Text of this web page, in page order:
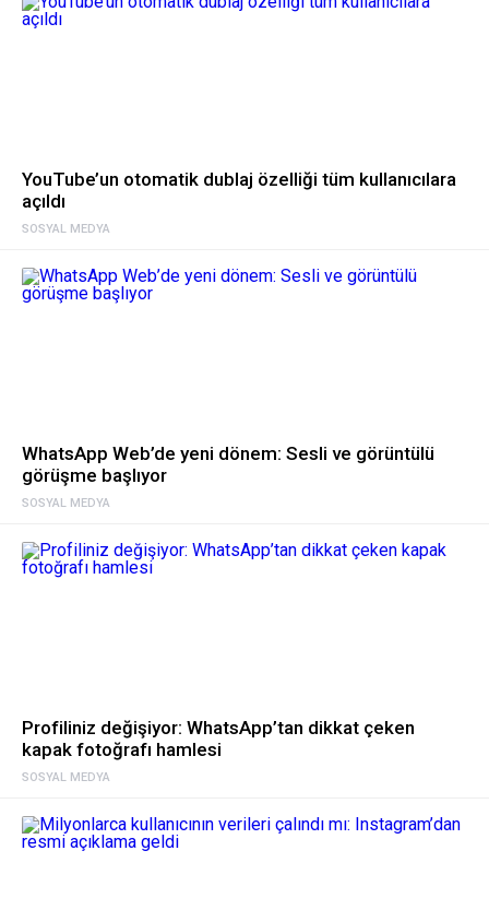
SOSYAL MEDYA
YouTube’un otomatik dublaj özelliği tüm kullanıcılara
açıldı
SOSYAL MEDYA
WhatsApp Web’de yeni dönem: Sesli ve görüntülü
görüşme başlıyor
SOSYAL MEDYA
Profiliniz değişiyor: WhatsApp’tan dikkat çeken
kapak fotoğrafı hamlesi